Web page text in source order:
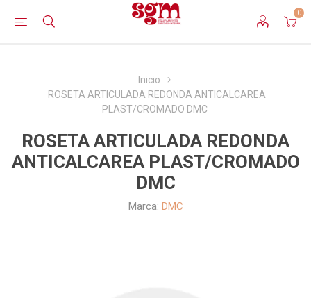
0
Inicio
ROSETA ARTICULADA REDONDA ANTICALCAREA
PLAST/CROMADO DMC
ROSETA ARTICULADA REDONDA
ANTICALCAREA PLAST/CROMADO
DMC
Marca: DMC